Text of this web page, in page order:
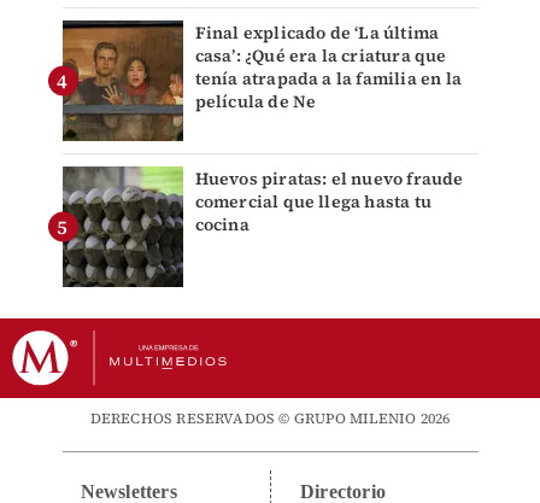
Final explicado de ‘La última
casa’: ¿Qué era la criatura que
tenía atrapada a la familia en la
película de Ne
Huevos piratas: el nuevo fraude
comercial que llega hasta tu
cocina
DERECHOS RESERVADOS © GRUPO MILENIO 2026
Newsletters Directorio